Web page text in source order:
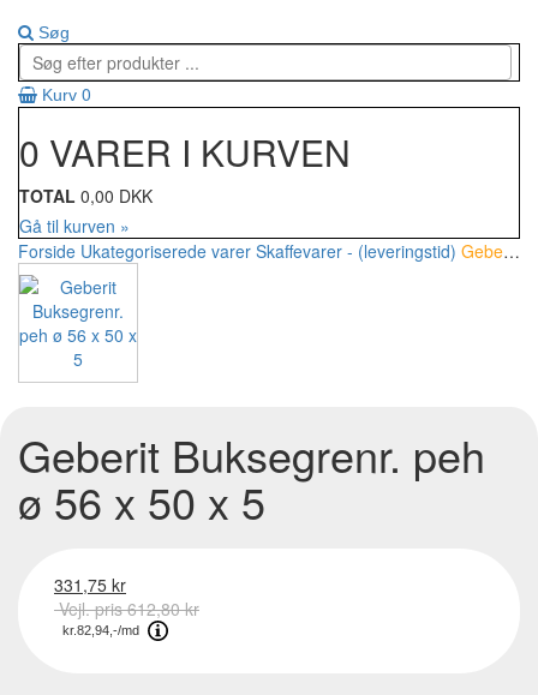
Søg
Kurv 0
0 VARER I KURVEN
TOTAL 0,00 DKK
Gå til kurven »
Forside Ukategoriserede varer Skaffevarer - (leveringstid) Geberit Buksegrenr. peh ø 56 x 50 x 5
Geberit Buksegrenr. peh
ø 56 x 50 x 5
331,75 kr
Vejl. pris 612,80 kr